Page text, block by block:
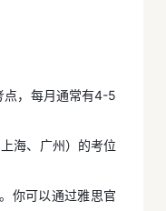
点，每月通常有4-5
海、广州）的考位
你可以通过雅思官